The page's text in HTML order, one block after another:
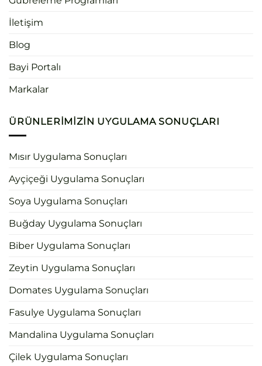
İletişim
Blog
Bayi Portalı
Markalar
ÜRÜNLERIMIZIN UYGULAMA SONUÇLARI
Mısır Uygulama Sonuçları
Ayçiçeği Uygulama Sonuçları
Soya Uygulama Sonuçları
Buğday Uygulama Sonuçları
Biber Uygulama Sonuçları
Zeytin Uygulama Sonuçları
Domates Uygulama Sonuçları
Fasulye Uygulama Sonuçları
Mandalina Uygulama Sonuçları
Çilek Uygulama Sonuçları